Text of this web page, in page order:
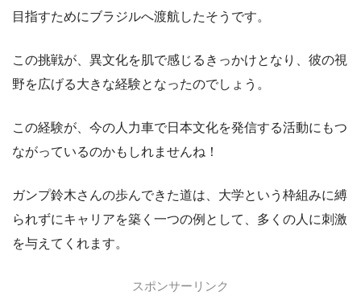
目指すためにブラジルへ渡航したそうです。
この挑戦が、異文化を肌で感じるきっかけとなり、彼の視
野を広げる大きな経験となったのでしょう。
この経験が、今の人力車で日本文化を発信する活動にもつ
ながっているのかもしれませんね！
ガンプ鈴木さんの歩んできた道は、大学という枠組みに縛
られずにキャリアを築く一つの例として、多くの人に刺激
を与えてくれます。
スポンサーリンク